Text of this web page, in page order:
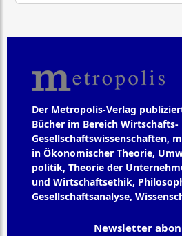
Der Metropolis-Verlag
Bücher im Bereich Wirtschafts-
Gesellschaftswissenschaften,
in Ökonomischer Theorie,
politik, Theorie der
und Wirtschaftsethik,
Gesellschaftsanalyse,
Newsletter